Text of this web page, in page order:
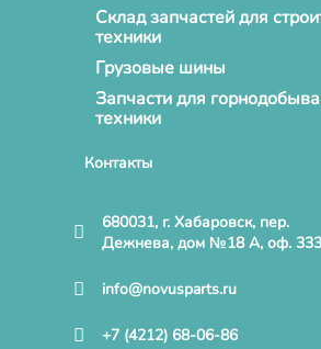
Склад запчастей для
техники
Грузовые шины
Запчасти для
техники
Контакты
680031, г. Хабаровск, пер.
Дежнева, дом №18 А, оф. 333
info@novusparts.ru
+7 (4212) 68-06-86